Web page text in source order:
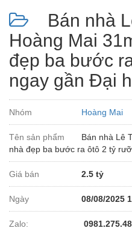
Tin
nhà
đất
videos
Tìm
Đăng
nhập
Bán nhà
Hoàng Mai
đẹp ba bước
ngay gần Đại
Nhóm Hoàng Mai
Tên sản phẩm
Bán nhà Lê
nhà đẹp ba bước ra ôtô 2 tỷ
Giá bán 2.5 tỷ
Ngày 08/08/2025
Zalo: